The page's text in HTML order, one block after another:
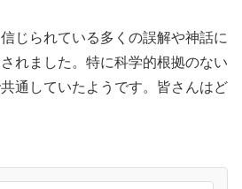
じられている多くの誤解や神話に
れました。特に科学的根拠のない
通していたようです。皆さんはど